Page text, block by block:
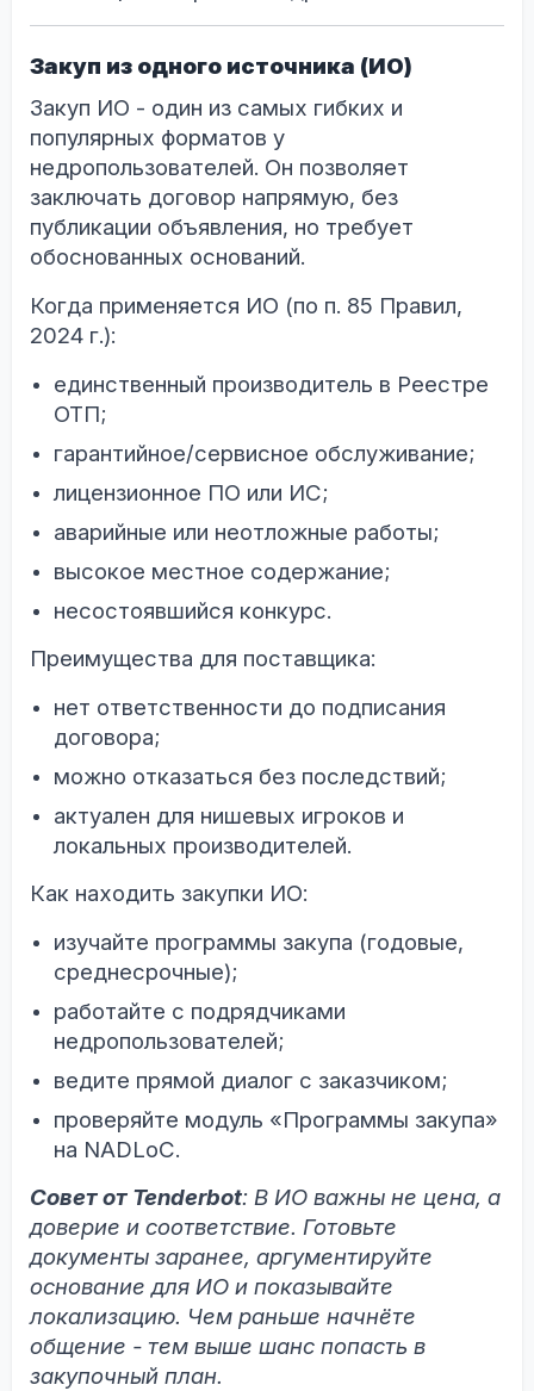
Закуп из одного источника (ИО)
Закуп ИО - один из самых гибких и
популярных форматов у
недропользователей. Он позволяет
заключать договор напрямую, без
публикации объявления, но требует
обоснованных оснований.
Когда применяется ИО (по п. 85 Правил,
2024 г.):
единственный производитель в Реестре
ОТП;
гарантийное/сервисное обслуживание;
лицензионное ПО или ИС;
аварийные или неотложные работы;
высокое местное содержание;
несостоявшийся конкурс.
Преимущества для поставщика:
нет ответственности до подписания
договора;
можно отказаться без последствий;
актуален для нишевых игроков и
локальных производителей.
Как находить закупки ИО:
изучайте программы закупа (годовые,
среднесрочные);
работайте с подрядчиками
недропользователей;
ведите прямой диалог с заказчиком;
проверяйте модуль «Программы закупа»
на NADLoC.
Совет от Tenderbot: В ИО важны не цена, а
доверие и соответствие. Готовьте
документы заранее, аргументируйте
основание для ИО и показывайте
локализацию. Чем раньше начнёте
общение - тем выше шанс попасть в
закупочный план.